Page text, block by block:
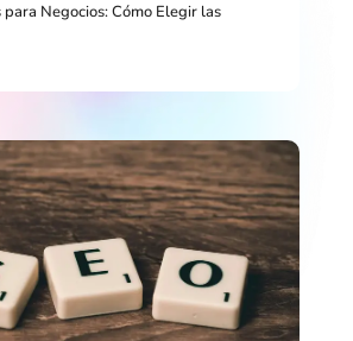
para Negocios: Cómo Elegir las